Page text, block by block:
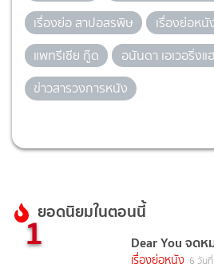
เรื่องย่อ สาปอสรพิษ
เรื่องย่อหนั
แพทรีเซีย กู๊ด
อนันดา เอเวอริ่งแ
ข่าวสารวงการหนัง
ยอดนิยมในตอนนี้
1 Dear You จด
เรื่องย่อหนัง 6 วัน